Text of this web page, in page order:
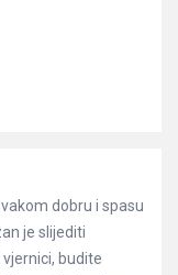
dobru i spasu
je slijediti
budite